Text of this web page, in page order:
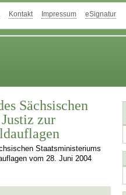
Kontakt Impressum eSignatur
Sächsischen
zur
Staatsministeriums
vom 28. Juni 2004